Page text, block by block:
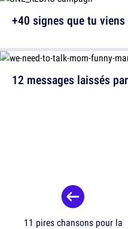
12 messages laissés
+40 signes que tu
11 pires chansons pour la